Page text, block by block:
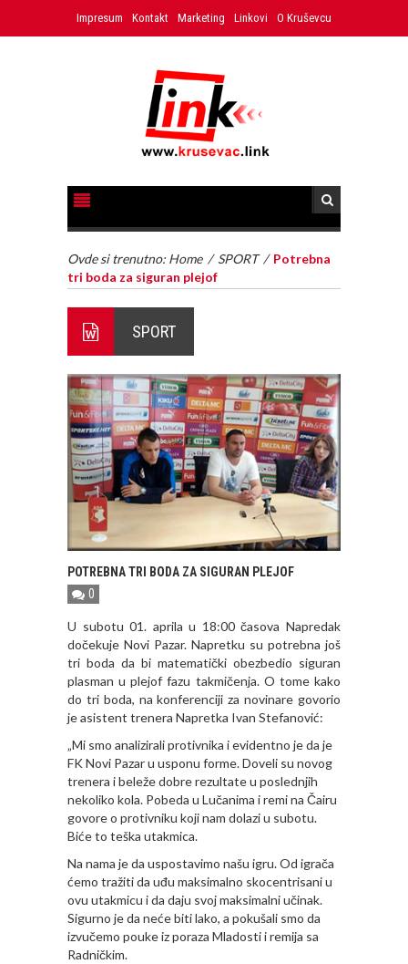
Impresum Kontakt Marketing Linkovi O Kruševcu
Ovde si trenutno: Home / SPORT / Potrebna
tri boda za siguran plejof
SPORT
POTREBNA TRI BODA ZA SIGURAN PLEJOF
0
U subotu 01. aprila u 18:00 časova Napredak
dočekuje Novi Pazar. Napretku su potrebna još
tri boda da bi matematički obezbedio siguran
plasman u plejof fazu takmičenja. O tome kako
do tri boda, na konferenciji za novinare govorio
je asistent trenera Napretka Ivan Stefanović:
„Mi smo analizirali protivnika i evidentno je da je
FK Novi Pazar u usponu forme. Doveli su novog
trenera i beleže dobre rezultate u poslednjih
nekoliko kola. Pobeda u Lučanima i remi na Čairu
govore o protivniku koji nam dolazi u subotu.
Biće to teška utakmica.
Na nama je da uspostavimo našu igru. Od igrača
ćemo tražiti da uđu maksimalno skocentrisani u
ovu utakmicu i da daju svoj maksimalni učinak.
Sigurno je da neće biti lako, a pokušali smo da
izvučemo pouke iz poraza Mladosti i remija sa
Radničkim.